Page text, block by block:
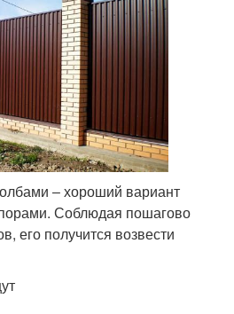
‒ хороший вариант
Соблюдая пошагово
его получится возвести